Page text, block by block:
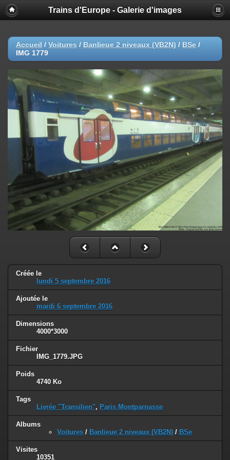
Trains d'Europe - Galerie d'images
Accueil / Voitures / Banlieue 2 niveaux (VB2N) / BSe /
IMG 1779
Créée le
lundi 5 septembre 2016
Ajoutée le
mardi 6 septembre 2016
Dimensions
4000*3000
Fichier
IMG_1779.JPG
Poids
4740 Ko
Tags
Livrée "Transilien", Paris Montparnasse
Albums
Voitures / Banlieue 2 niveaux (VB2N) / BSe
Visites
10351